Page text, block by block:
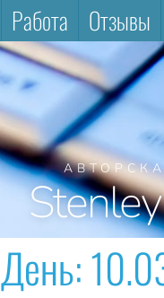
Работа Отзывы
День: